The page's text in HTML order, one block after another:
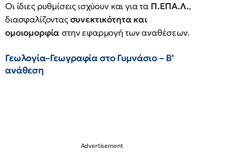
Οι ίδιες ρυθμίσεις ισχύουν και για τα Π.ΕΠΑ.Λ.,
διασφαλίζονταςσυνεκτικότητα και
ομοιομορφία στην εφαρμογή των αναθέσεων.
Γεωλογία–Γεωγραφία στο Γυμνάσιο – Β’
ανάθεση